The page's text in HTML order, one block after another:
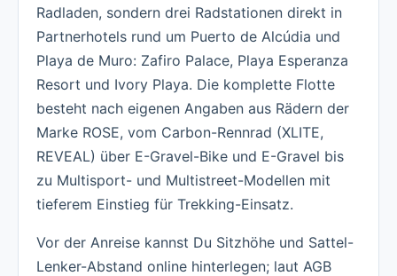
Radladen, sondern drei Radstationen direkt in
Partnerhotels rund um Puerto de Alcúdia und
Playa de Muro: Zafiro Palace, Playa Esperanza
Resort und Ivory Playa. Die komplette Flotte
besteht nach eigenen Angaben aus Rädern der
Marke ROSE, vom Carbon-Rennrad (XLITE,
REVEAL) über E-Gravel-Bike und E-Gravel bis
zu Multisport- und Multistreet-Modellen mit
tieferem Einstieg für Trekking-Einsatz.
Vor der Anreise kannst Du Sitzhöhe und Sattel-
Lenker-Abstand online hinterlegen; laut AGB